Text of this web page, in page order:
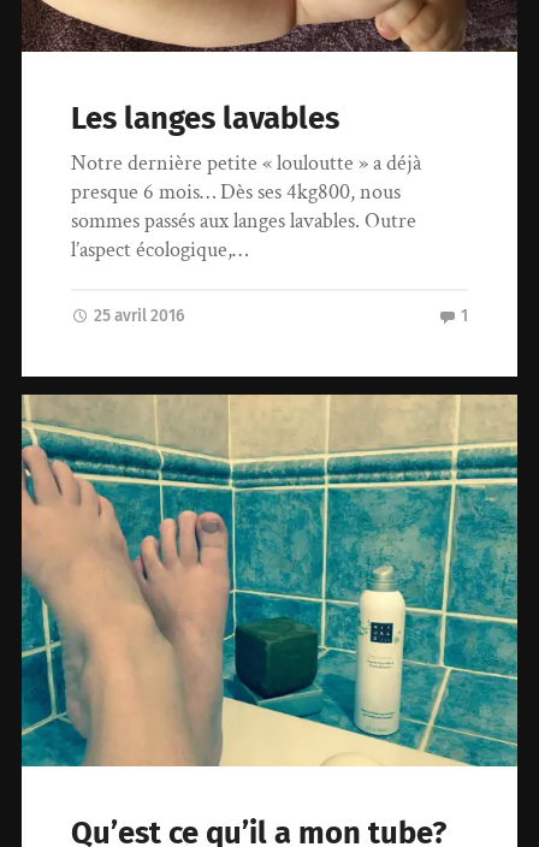
Les langes lavables
Notre dernière petite « louloutte » a déjà
presque 6 mois… Dès ses 4kg800, nous
sommes passés aux langes lavables. Outre
l’aspect écologique,…
25 avril 2016 1
Qu’est ce qu’il a mon tube?